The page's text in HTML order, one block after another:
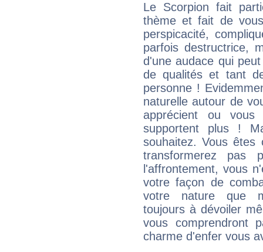
Le Scorpion fait
thème et fait de
perspicacité,
parfois destructrice,
d'une audace qui
de qualités et tant
personne !
naturelle autour de
apprécient ou
supportent plus !
souhaitez. Vous
transformerez pas
l'affrontement, vous
votre façon de
votre nature que
toujours à dévoiler
vous comprendront
charme d'enfer vous